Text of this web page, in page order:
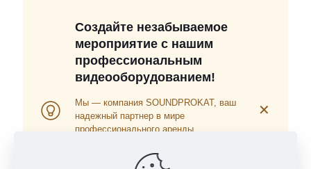
Создайте незабываемое
мероприятие с нашим
профессиональным
видеооборудованием!
Мы — компания SOUNDPROKAT, ваш
надежный партнер в мире
профессионального аренды
состоит из опытных специалистов,
✕